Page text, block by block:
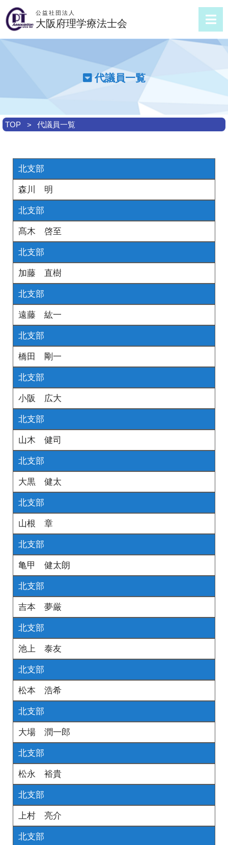
公益社団法人
大阪府理学療法士会
代議員一覧
TOP 代議員一覧
北支部
森川 明
北支部
髙木 啓至
北支部
加藤 直樹
北支部
遠藤 紘一
北支部
橋田 剛一
北支部
小阪 広大
北支部
山木 健司
北支部
大黒 健太
北支部
山根 章
北支部
亀甲 健太朗
北支部
吉本 夢厳
北支部
池上 泰友
北支部
松本 浩希
北支部
大場 潤一郎
北支部
松永 裕貴
北支部
上村 亮介
北支部